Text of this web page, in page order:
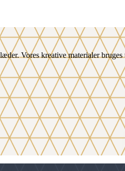
Vores kreative materialer